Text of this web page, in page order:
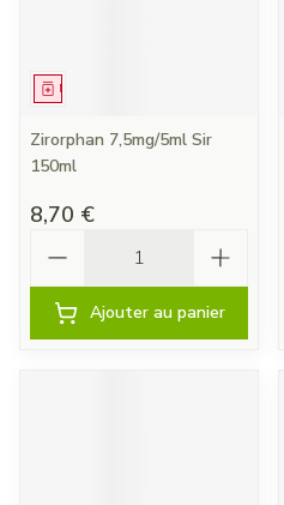
Médicament
Zirorphan 7,5mg/5ml Sir
150ml
8,70 €
Ajouter au panier